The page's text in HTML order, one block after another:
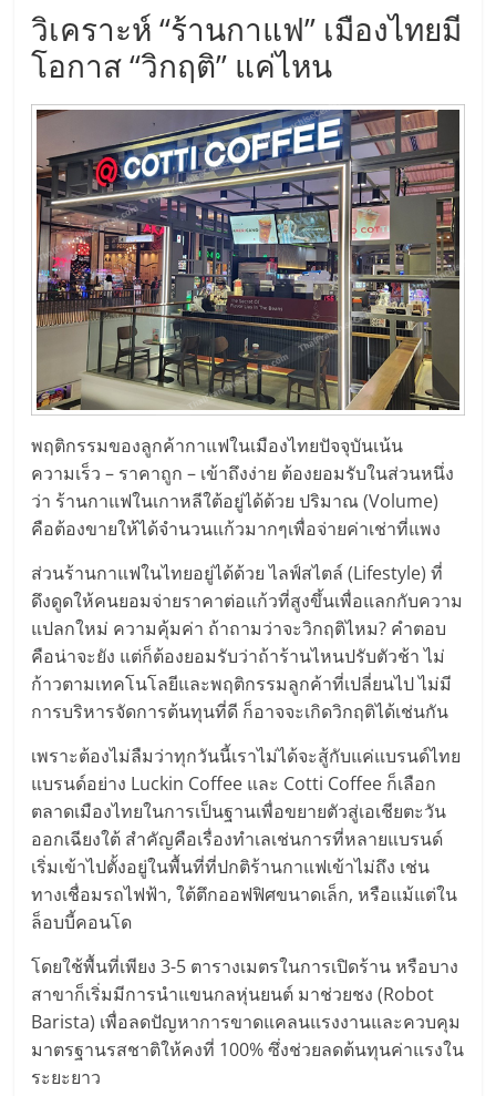
วิเคราะห์ “ร้านกาแฟ” เมืองไทยมี
โอกาส “วิกฤติ” แค่ไหน
พฤติกรรมของลูกค้ากาแฟในเมืองไทยปัจจุบันเน้น
ความเร็ว – ราคาถูก – เข้าถึงง่าย ต้องยอมรับในส่วนหนึ่ง
ว่า ร้านกาแฟในเกาหลีใต้อยู่ได้ด้วย ปริมาณ (Volume)
คือต้องขายให้ได้จำนวนแก้วมากๆเพื่อจ่ายค่าเช่าที่แพง
ส่วนร้านกาแฟในไทยอยู่ได้ด้วย ไลฟ์สไตล์ (Lifestyle) ที่
ดึงดูดให้คนยอมจ่ายราคาต่อแก้วที่สูงขึ้นเพื่อแลกกับความ
แปลกใหม่ ความคุ้มค่า ถ้าถามว่าจะวิกฤติไหม? คำตอบ
คือน่าจะยัง แต่ก็ต้องยอมรับว่าถ้าร้านไหนปรับตัวช้า ไม่
ก้าวตามเทคโนโลยีและพฤติกรรมลูกค้าที่เปลี่ยนไป ไม่มี
การบริหารจัดการต้นทุนที่ดี ก็อาจจะเกิดวิกฤติได้เช่นกัน
เพราะต้องไม่ลืมว่าทุกวันนี้เราไม่ได้จะสู้กับแค่แบรนด์ไทย
แบรนด์อย่าง Luckin Coffee และ Cotti Coffee ก็เลือก
ตลาดเมืองไทยในการเป็นฐานเพื่อขยายตัวสู่เอเชียตะวัน
ออกเฉียงใต้ สำคัญคือเรื่องทำเลเช่นการที่หลายแบรนด์
เริ่มเข้าไปตั้งอยู่ในพื้นที่ที่ปกติร้านกาแฟเข้าไม่ถึง เช่น
ทางเชื่อมรถไฟฟ้า, ใต้ตึกออฟฟิศขนาดเล็ก, หรือแม้แต่ใน
ล็อบบี้คอนโด
โดยใช้พื้นที่เพียง 3-5 ตารางเมตรในการเปิดร้าน หรือบาง
สาขาก็เริ่มมีการนำแขนกลหุ่นยนต์ มาช่วยชง (Robot
Barista) เพื่อลดปัญหาการขาดแคลนแรงงานและควบคุม
มาตรฐานรสชาติให้คงที่ 100% ซึ่งช่วยลดต้นทุนค่าแรงใน
ระยะยาว